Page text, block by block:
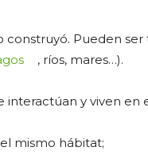
Pueden ser
, ríos, mares…).
y viven en
mismo hábitat;